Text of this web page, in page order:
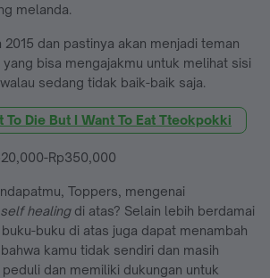
melanda.
2015 dan pastinya akan menjadi teman
bisa mengajakmu untuk melihat sisi
sedang tidak baik-baik saja.
To Die But I Want To Eat Tteokpokki
Rp350,000
Toppers, mengenai
self healing di atas? Selain lebih berdamai
buku di atas juga dapat menambah
kamu tidak sendiri dan masih
dan memiliki dukungan untuk